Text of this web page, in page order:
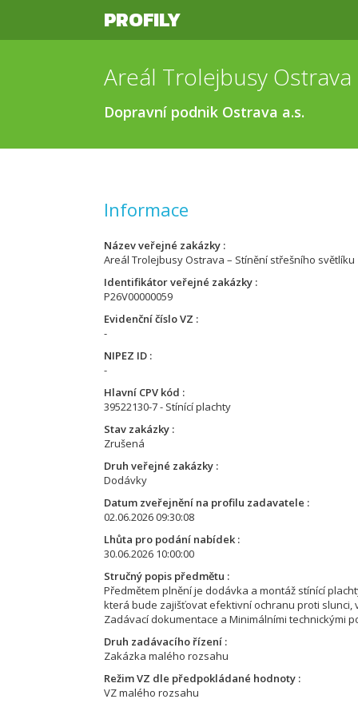
PROFILY
Dopravní podnik Ostrava a.s.
Informace
Název veřejné zakázky
Areál Trolejbusy Ostrava – Stínění střešního světlíku
Identifikátor veřejné zakázky
P26V00000059
Evidenční číslo VZ
-
NIPEZ ID
-
Hlavní CPV kód
39522130-7 - Stínící plachty
Stav zakázky
Zrušená
Druh veřejné zakázky
Dodávky
Datum zveřejnění na profilu zadavatele
02.06.2026 09:30:08
Lhůta pro podání nabídek
30.06.2026 10:00:00
Stručný popis předmětu
Předmětem plnění je dodávka a montáž stínící
která bude zajišťovat efektivní ochranu proti slunci,
Zadávací dokumentace a Minimálními technickými
Druh zadávacího řízení
Zakázka malého rozsahu
Režim VZ dle předpokládané hodnoty
VZ malého rozsahu